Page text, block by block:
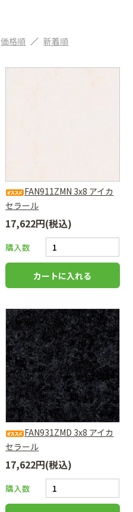
価格順 新着順
FAN911ZMN 3x8 アイカ
セラール
17,622円(税込)
購入数
FAN931ZMD 3x8 アイカ
セラール
17,622円(税込)
購入数